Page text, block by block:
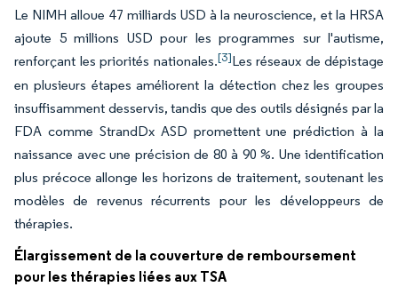
Le NIMH alloue 47 milliards USD à la neuroscience, et la HRSA
ajoute 5 millions USD pour les programmes sur l'autisme,
renforçant les priorités nationales.[3]Les réseaux de dépistage
en plusieurs étapes améliorent la détection chez les groupes
insuffisamment desservis, tandis que des outils désignés par la
FDA comme StrandDx ASD promettent une prédiction à la
naissance avec une précision de 80 à 90 %. Une identification
plus précoce allonge les horizons de traitement, soutenant les
modèles de revenus récurrents pour les développeurs de
thérapies.
Élargissement de la couverture de remboursement
pour les thérapies liées aux TSA